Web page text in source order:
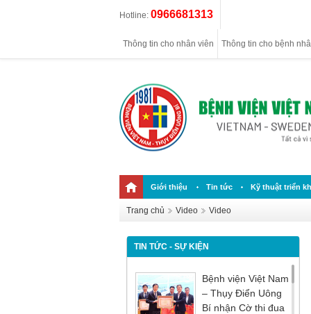
Hotline: 0966681313
Thông tin cho nhân viên Thông tin cho bệnh
Giới thiệu Tin tức Kỹ thuật triển
Trang chủ Video Video
TIN TỨC - SỰ KIỆN
Bệnh viện Việt Nam
– Thụy Điển Uông
Bí nhận Cờ thi đua